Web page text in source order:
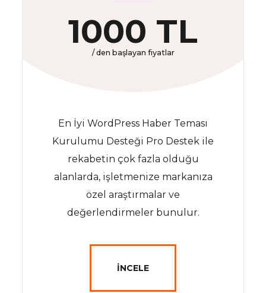
1000 TL
/ den başlayan fiyatlar
En İyi WordPress Haber Teması
Kurulumu Desteği Pro Destek ile
rekabetin çok fazla olduğu
alanlarda, işletmenize markanıza
özel araştırmalar ve
değerlendirmeler bunulur.
İNCELE